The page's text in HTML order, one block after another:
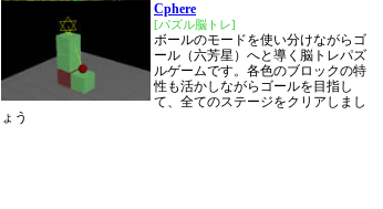
Cphere
[パズル脳トレ]
ボールのモードを使い分けながらゴ
ール（六芳星）へと導く脳トレパズ
ルゲームです。各色のブロックの特
性も活かしながらゴールを目指し
て、全てのステージをクリアしまし
ょう